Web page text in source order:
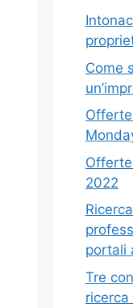
Come
2022
portali
Tre